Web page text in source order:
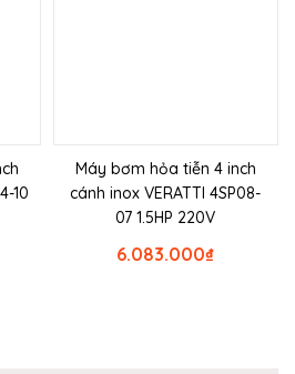
10
Máy bơm hỏa tiễn 4 inch
cánh inox VERATTI 4SP08-
07 1.5HP 220V
₫
6.083.000